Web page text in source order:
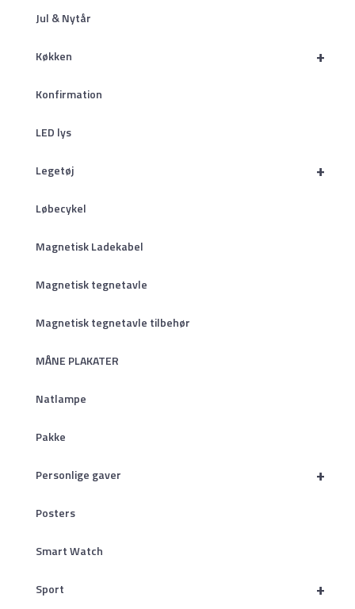
Jul & Nytår
+
Køkken
Konfirmation
LED lys
+
Legetøj
Løbecykel
Magnetisk Ladekabel
Magnetisk tegnetavle
Magnetisk tegnetavle tilbehør
MÅNE PLAKATER
Natlampe
Pakke
+
Personlige gaver
Posters
Smart Watch
+
Sport